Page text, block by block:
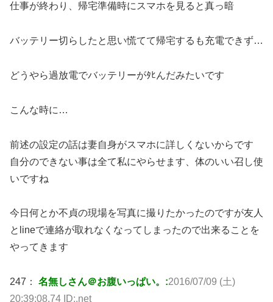
仕事が終わり、帰宅準備時にスマホを見ると真っ暗
バッテリー切らしたと思い慌てて帰宅するも充電できず…
どうやら過放電でバッテリーがﾀﾋんだみたいです
こんな時に…
前述の設定の話は妻自身がスマホに詳しくないからです
自分のできない事は全て私にやらせます、体のいい召し使
いですね
今日何とか不貞の現場を写真に撮りたかったのですが友人
とlineで連絡が取れなくなってしまったので出来ることを
やってきます
247： 名無しさん＠お腹いっぱい。:2016/07/09 (土)
20:39:08.74 ID:.net